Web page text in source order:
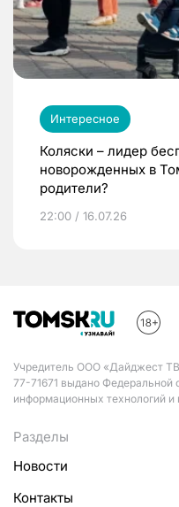
Интересное
Коляски – лидер
новорожденных в
родители?
22:00 / 16.07.26
Учредитель ООО «Дайджест
77-71671 выдано Федеральной
информационных технологий
Разделы
Новости
Контакты